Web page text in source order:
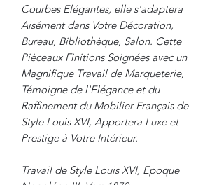
Courbes Elégantes, elle s'adaptera
Aisément dans Votre Décoration,
Bureau, Bibliothèque, Salon. Cette
Pièceaux Finitions Soignées avec un
Magnifique Travail de Marqueterie,
Témoigne de l'Elégance et du
Raffinement du Mobilier Français de
Style Louis XVI, Apportera Luxe et
Prestige à Votre Intérieur.
Travail de Style Louis XVI, Epoque